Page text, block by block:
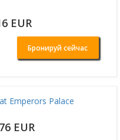
EUR
Бронируй сейчас
Emperors Palace
EUR